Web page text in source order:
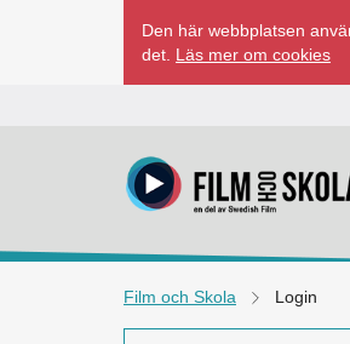
Den här webbplatsen
det. Läs mer om cookies
Film och Skola Login